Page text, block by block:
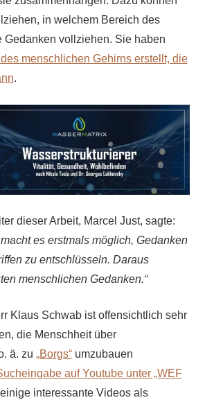
in welchem Bereich des
Gedanken vollziehen. Sie haben
menschlichen Gehirns erstellt, die
.
dieser Arbeit, Marcel Just, sagte:
es erstmals möglich, Gedanken
zu entschlüsseln. Daraus
menschlichen Gedanken.“
Klaus Schwab ist offensichtlich sehr
die Menschheit über
ä. zu „Borgs“umzubauen
auf Youtube unter „WEF
interessante Videos als